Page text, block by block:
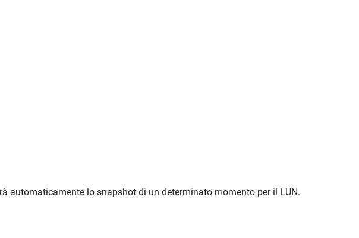
automaticamente lo snapshot di un determinato momento per il LUN.